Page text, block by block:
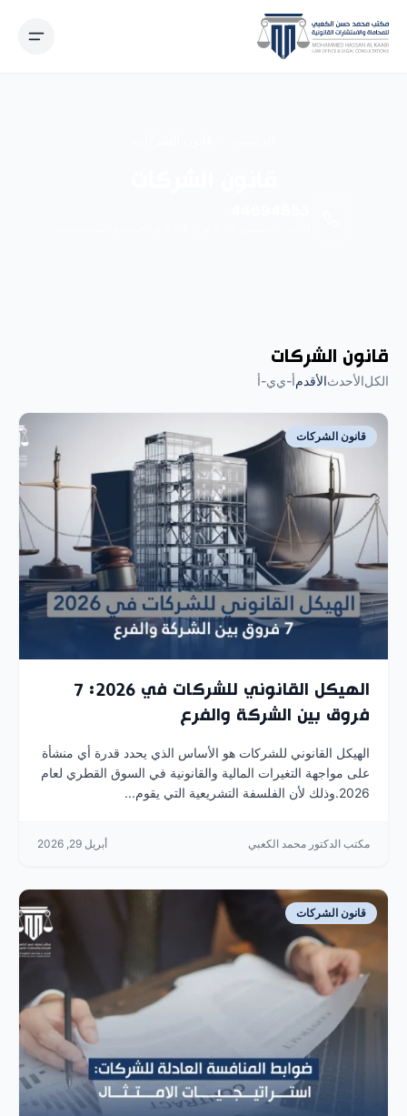
انتقل إلى المحتوى
قانون الشركات
الكلالأحدثالأقدمأ-يي-أ
قانون الشركات
الهيكل القانوني للشركات في 2026: 7
فروق بين الشركة والفرع
الهيكل القانوني للشركات هو الأساس الذي يحدد قدرة أي منشأة
على مواجهة التغيرات المالية والقانونية في السوق القطري لعام
2026.وذلك لأن الفلسفة التشريعية التي يقوم...
مكتب الدكتور محمد الكعبي أبريل 29, 2026
قانون الشركات